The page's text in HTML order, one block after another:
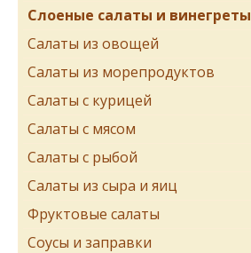
Слоеные салаты и винегреты
Салаты из овощей
Салаты из морепродуктов
Салаты с курицей
Салаты с мясом
Салаты с рыбой
Салаты из сыра и яиц
Фруктовые салаты
Соусы и заправки